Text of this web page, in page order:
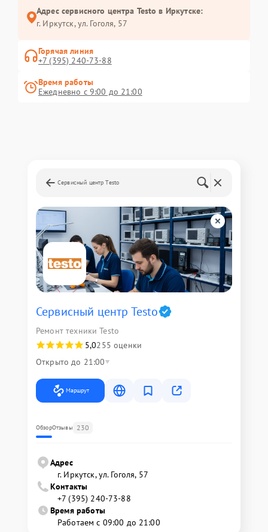
Адрес сервисного центра Testo в Иркутске:
г. Иркутск, ул. ​Гоголя, 57
Горячая линия
+7 (395) 240-73-88
Время работы
Ежедневно с 9:00 до 21:00
Сервисный центр Testo
Сервисный центр Testo
Ремонт техники Testo
5,0255 оценки
Открыто до 21:00
Маршрут
ОбзорОтзывы 230
Адрес
г. Иркутск, ул. ​Гоголя, 57
Контакты
+7 (395) 240-73-88
Время работы
Работаем с 09:00 до 21:00